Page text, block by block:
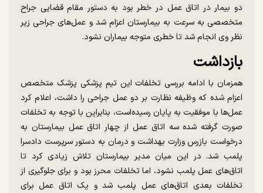
دو بیمار در اتاق عمل در خطر بود به دستور مقام قضایی جراح
متخصصی به سرعت به بیمارستان اعزام شد و عمل‌های جراحی زیر
نظر وی انجام شد تا خطری متوجه بیماران نشود.
بازداشت
همزمان با ادامه بررسی تخلفات این تیم پزشکی پزشک متخصص
اعزام شده که وظیفه نظارت بر دو عمل جراحی را داشت، اعلام کرد
عمل‌ها با موفقیت به پایان رسیده‌است، بنابراین با توجه به تخلفات
صورت گرفته شده سه اتاق عمل از چهار اتاق عمل بیمارستان به
درخواست بازرس وزارت بهداشت و درمان به دستور سرپرست دادسرا
پلمب شد. در این میان مدیر بیمارستان تلاش زیادی کرد تا
اتاق‌های عمل پلمب نشود، اما تخلفات محرز بود و برای جلوگیری از
تخلفات بعدی اتاق‌های عمل پلمب شد و یک اتاق عمل برای